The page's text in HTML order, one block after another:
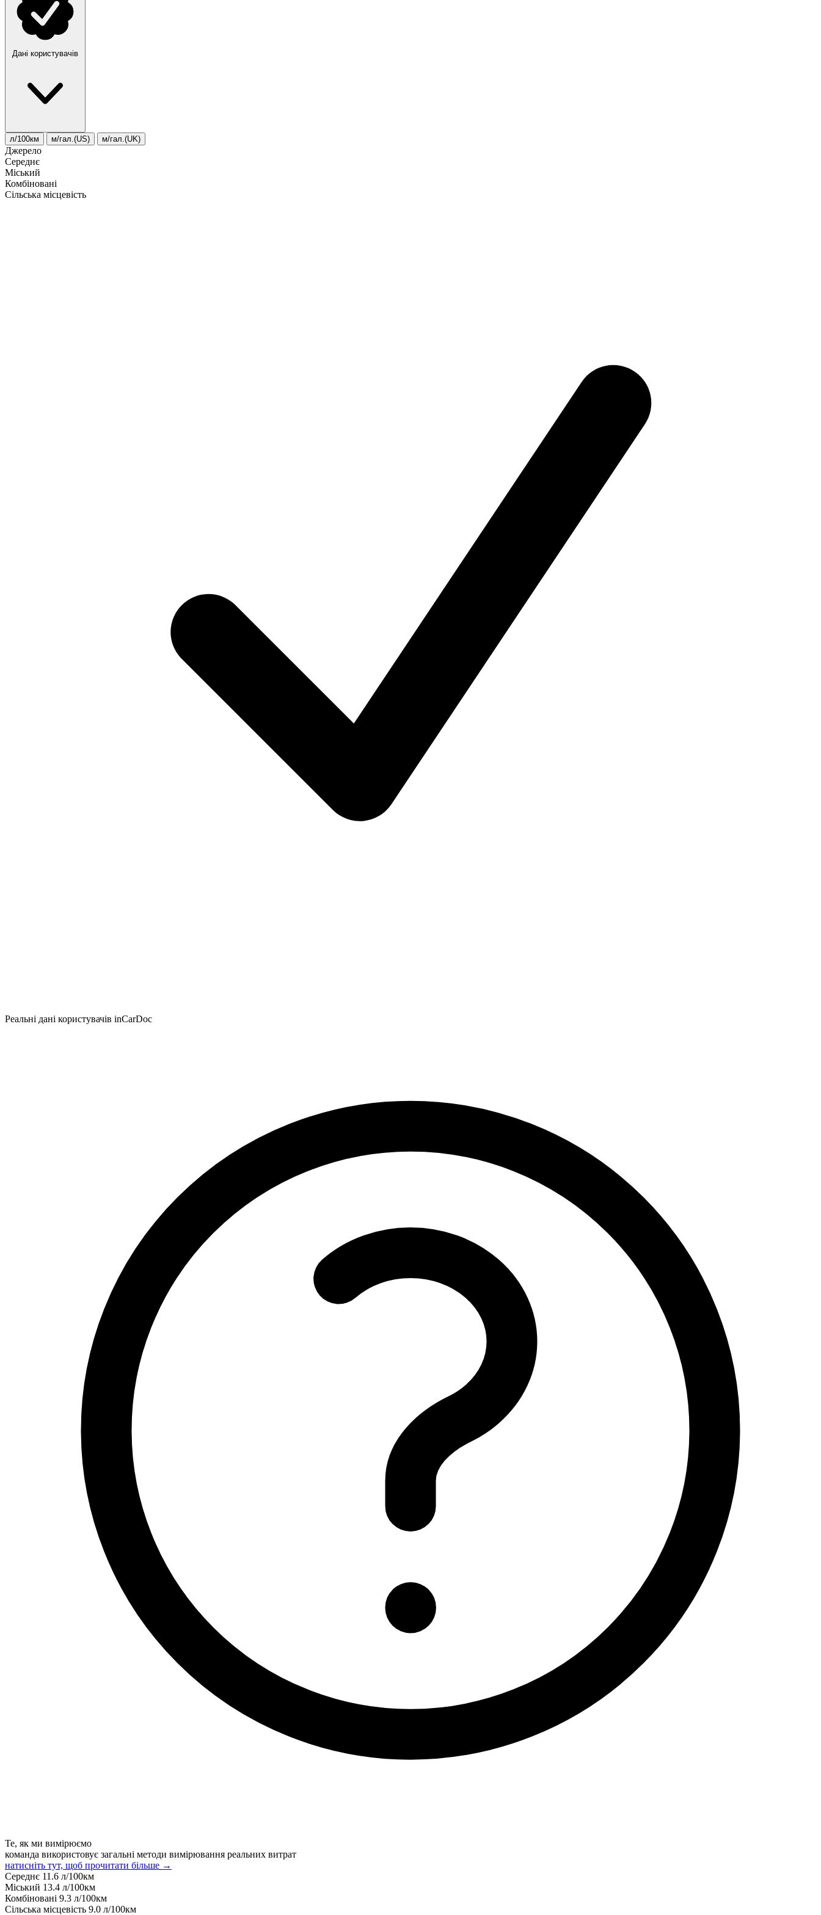
Дані користувачів
л/100км м/гал.(US) м/гал.(UK)
Джерело
Середнє
Міський
Комбіновані
Сільська місцевість
Реальні дані користувачів inCarDoc
Те, як ми вимірюємо
команда використовує загальні методи вимірювання реальних витрат
натисніть тут, щоб прочитати більше →
Середнє 11.6 л/100км
Міський 13.4 л/100км
Комбіновані 9.3 л/100км
Сільська місцевість 9.0 л/100км